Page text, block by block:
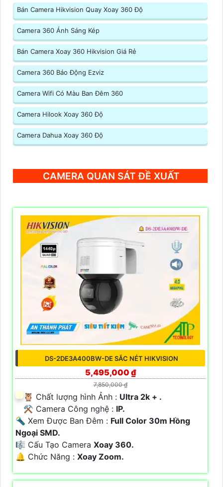
Bán Camera Hikvision Quay Xoay 360 Độ
Camera 360 Ánh Sáng Kép
Bán Camera Xoay 360 Hikvision Giá Rẻ
Camera 360 Báo Động Ezviz
Camera Wifi Có Màu Ban Đêm 360
Camera Hilook Xoay 360 Độ
Camera Dahua Xoay 360 Độ
CAMERA QUAN SÁT ĐỀ XUẤT
DS-2DE3A400BW-DE SẮC NÉT HIKVISION
5,495,000 ₫
7,850,000 ₫
🦉 Chất lượng hình Ảnh : Ultra 2k + .
⚒ Camera Công nghệ : IP.
🔦 Xem Được Ban Đêm : Full Color 30m Hồng
Ngoại SMD.
🎼️ Cấu Tạo Camera Xoay 360.
️🔔 Chức Năng : Xoay Zoom.